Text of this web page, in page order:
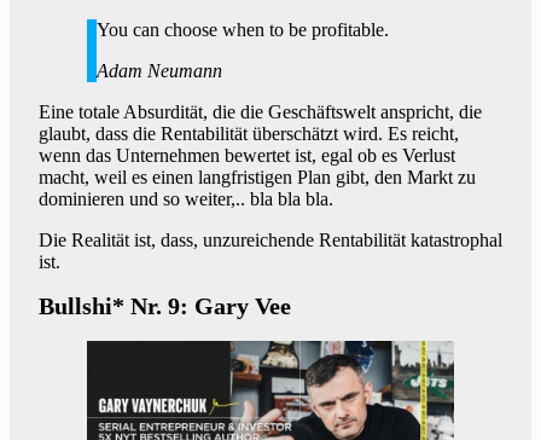
You can choose when to be profitable.
Adam Neumann
Eine totale Absurdität, die die Geschäftswelt anspricht, die
glaubt, dass die Rentabilität überschätzt wird. Es reicht,
wenn das Unternehmen bewertet ist, egal ob es Verlust
macht, weil es einen langfristigen Plan gibt, den Markt zu
dominieren und so weiter,.. bla bla bla.
Die Realität ist, dass, unzureichende Rentabilität katastrophal
ist.
Bullshi* Nr. 9: Gary Vee